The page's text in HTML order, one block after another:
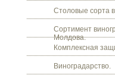
Столовые сорта
Сортимент
Молдова.
Комплексная
Виноградарство.